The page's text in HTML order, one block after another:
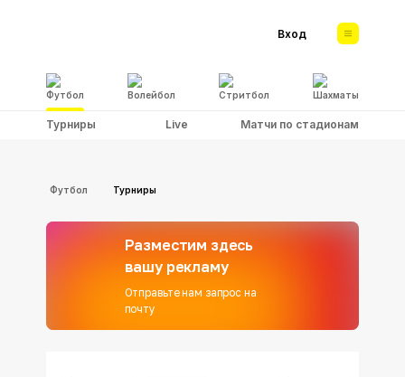
Футбол Волейбол Стритбол Шахматы
Вход
Турниры Live Матчи по стадионам
Футбол Турниры
Разместим здесь
вашу рекламу
Отправьте нам запрос на
почту